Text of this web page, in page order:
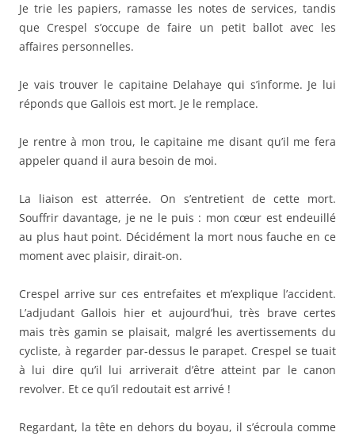
Je trie les papiers, ramasse les notes de services, tandis
que Crespel s’occupe de faire un petit ballot avec les
affaires personnelles.
Je vais trouver le capitaine Delahaye qui s’informe. Je lui
réponds que Gallois est mort. Je le remplace.
Je rentre à mon trou, le capitaine me disant qu’il me fera
appeler quand il aura besoin de moi.
La liaison est atterrée. On s’entretient de cette mort.
Souffrir davantage, je ne le puis : mon cœur est endeuillé
au plus haut point. Décidément la mort nous fauche en ce
moment avec plaisir, dirait-on.
Crespel arrive sur ces entrefaites et m’explique l’accident.
L’adjudant Gallois hier et aujourd’hui, très brave certes
mais très gamin se plaisait, malgré les avertissements du
cycliste, à regarder par-dessus le parapet. Crespel se tuait
à lui dire qu’il lui arriverait d’être atteint par le canon
revolver. Et ce qu’il redoutait est arrivé !
Regardant, la tête en dehors du boyau, il s’écroula comme